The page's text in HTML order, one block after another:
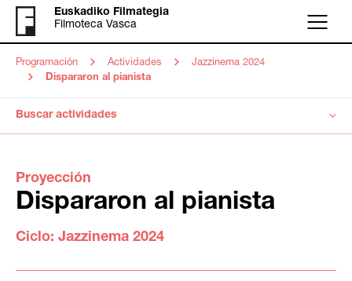
Euskadiko Filmategia
Filmoteca Vasca
Menú
Programación Actividades
Jazzinema 2024
Dispararon al pianista
Buscar actividades
Proyección
Dispararon al pianista
Ciclo: Jazzinema 2024